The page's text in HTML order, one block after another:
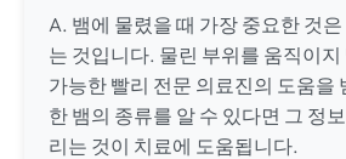
A. 뱀에 물렸을 때 가장 중요한 것
는 것입니다. 물린 부위를 움직이
가능한 빨리 전문 의료진의 도움을
한 뱀의 종류를 알 수 있다면 그 정
리는 것이 치료에 도움됩니다.